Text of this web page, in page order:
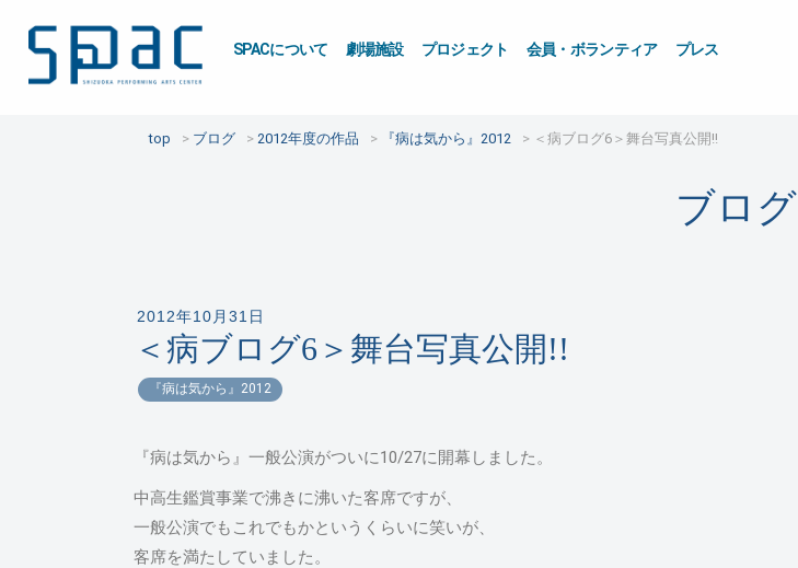
SPACについて 劇場施設 プロジェクト 会員・ボランティア プレス
top ブログ 2012年度の作品 『病は気から』2012 ＜病ブログ6＞舞台写真公開!!
ブログ
2012年10月31日
＜病ブログ6＞舞台写真公開!!
『病は気から』2012
『病は気から』一般公演がついに10/27に開幕しました。
中高生鑑賞事業で沸きに沸いた客席ですが、
一般公演でもこれでもかというくらいに笑いが、
客席を満たしていました。